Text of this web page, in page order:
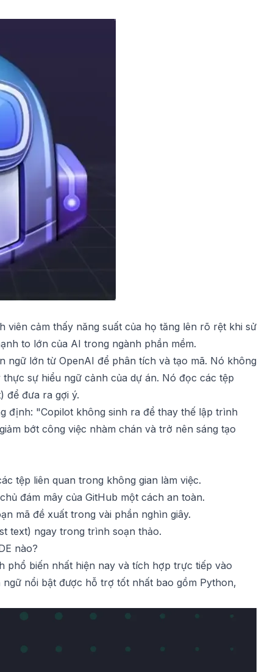
cảm thấy năng suất của họ tăng lên rõ rệt khi sử
to lớn của AI trong ngành phần mềm.
ngữ lớn từ OpenAI để phân tích và tạo mã. Nó không
sự hiểu ngữ cảnh của dự án. Nó đọc các tệp
để đưa ra gợi ý.
định: "Copilot không sinh ra để thay thế lập trình
bớt công việc nhàm chán và trở nên sáng tạo
tệp liên quan trong không gian làm việc.
đám mây của GitHub một cách an toàn.
mã đề xuất trong vài phần nghìn giây.
text) ngay trong trình soạn thảo.
nào?
phổ biến nhất hiện nay và tích hợp trực tiếp vào
nổi bật được hỗ trợ tốt nhất bao gồm Python,